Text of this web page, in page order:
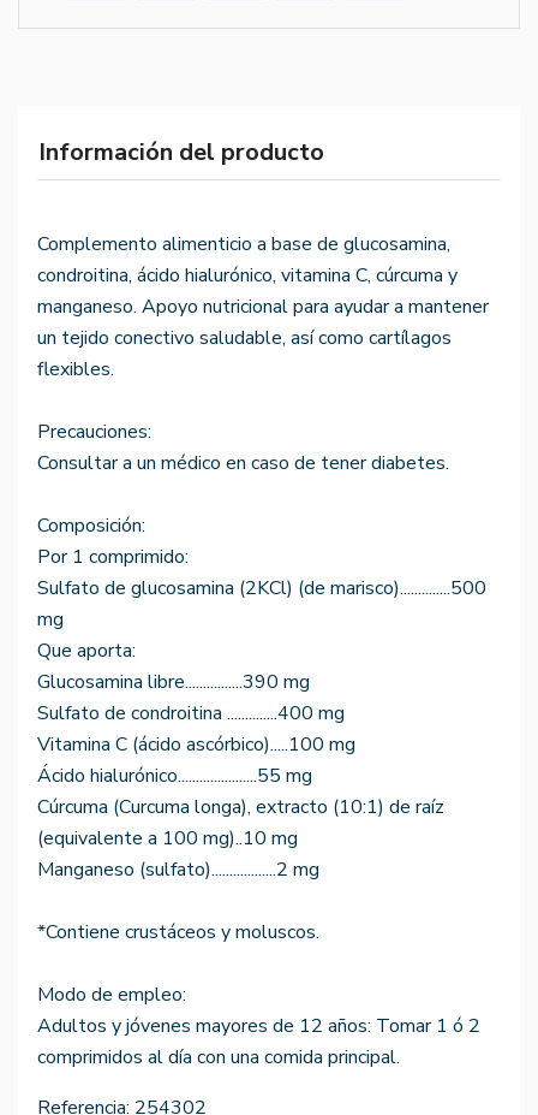
Información del producto
Complemento alimenticio a base de glucosamina,
condroitina, ácido hialurónico, vitamina C, cúrcuma y
manganeso. Apoyo nutricional para ayudar a mantener
un tejido conectivo saludable, así como cartílagos
flexibles.
Precauciones:
Consultar a un médico en caso de tener diabetes.
Composición:
Por 1 comprimido:
Sulfato de glucosamina (2KCl) (de marisco)..............500
mg
Que aporta:
Glucosamina libre................390 mg
Sulfato de condroitina ..............400 mg
Vitamina C (ácido ascórbico).....100 mg
Ácido hialurónico......................55 mg
Cúrcuma (Curcuma longa), extracto (10:1) de raíz
(equivalente a 100 mg)..10 mg
Manganeso (sulfato)..................2 mg
*Contiene crustáceos y moluscos.
Modo de empleo:
Adultos y jóvenes mayores de 12 años: Tomar 1 ó 2
comprimidos al día con una comida principal.
Referencia: 254302